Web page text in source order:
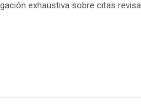
exhaustiva sobre citas